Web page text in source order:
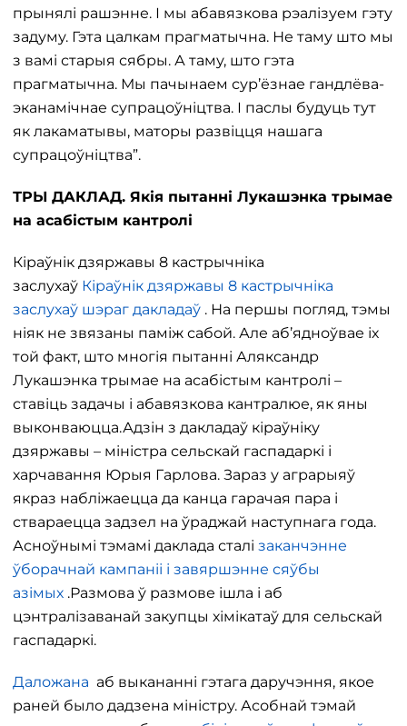
прынялі рашэнне. І мы абавязкова рэалізуем гэту
задуму. Гэта цалкам прагматычна. Не таму што мы
з вамі старыя сябры. А таму, што гэта
прагматычна. Мы пачынаем сур’ёзнае гандлёва-
эканамічнае супрацоўніцтва. І паслы будуць тут
як лакаматывы, маторы развіцця нашага
супрацоўніцтва”.
ТРЫ ДАКЛАД. Якія пытанні Лукашэнка трымае
на асабістым кантролі
Кіраўнік дзяржавы 8 кастрычніка
заслухаў Кіраўнік дзяржавы 8 кастрычніка
заслухаў шэраг дакладаў . На першы погляд, тэмы
ніяк не звязаны паміж сабой. Але аб’ядноўвае іх
той факт, што многія пытанні Аляксандр
Лукашэнка трымае на асабістым кантролі –
ставіць задачы і абавязкова кантралюе, як яны
выконваюцца.Адзін з дакладаў кіраўніку
дзяржавы – міністра сельскай гаспадаркі і
харчавання Юрыя Гарлова. Зараз у аграрыяў
якраз набліжаецца да канца гарачая пара і
ствараецца задзел на ўраджай наступнага года.
Асноўнымі тэмамі даклада сталі заканчэнне
ўборачнай кампаніі і завяршэнне сяўбы
азімых .Размова ў размове ішла і аб
цэнтралізаванай закупцы хімікатаў для сельскай
гаспадаркі.
Даложана аб выкананні гэтага даручэння, якое
раней было дадзена міністру. Асобнай тэмай